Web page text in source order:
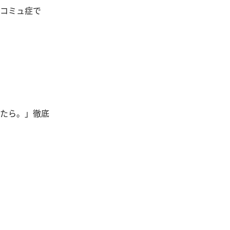
ミュ症で
ら。」徹底